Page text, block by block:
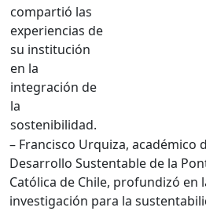
compartió las
experiencias de
su institución
en la
integración de
la
sostenibilidad.
– Francisco Urquiza, académico
Desarrollo Sustentable de la
Católica de Chile, profundizó en
investigación para la